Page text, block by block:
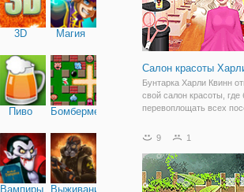
3D Магия
Пиво Бомбермен
Вампиры Выживание
Салон красоты
Бунтарка Харли Квинн
свой салон красоты, где
перевоплощать всех
Дисней решили
и отправились к ней. В
"Салон красоты
9 1